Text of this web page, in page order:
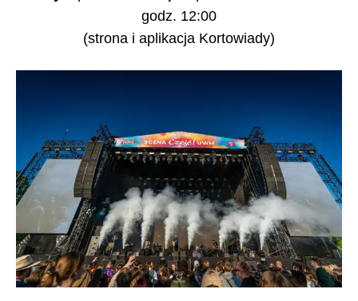
godz. 12:00
(strona i aplikacja Kortowiady)